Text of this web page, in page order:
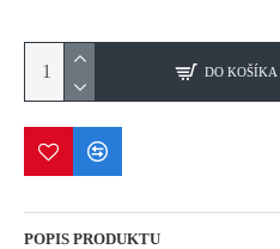
DO KOŠÍKA
POPIS PRODUKTU